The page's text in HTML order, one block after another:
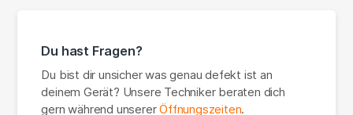
Du hast Fragen?
Du bist dir unsicher was genau defekt ist an
deinem Gerät? Unsere Techniker beraten dich
gern während unsererÖffnungszeiten.